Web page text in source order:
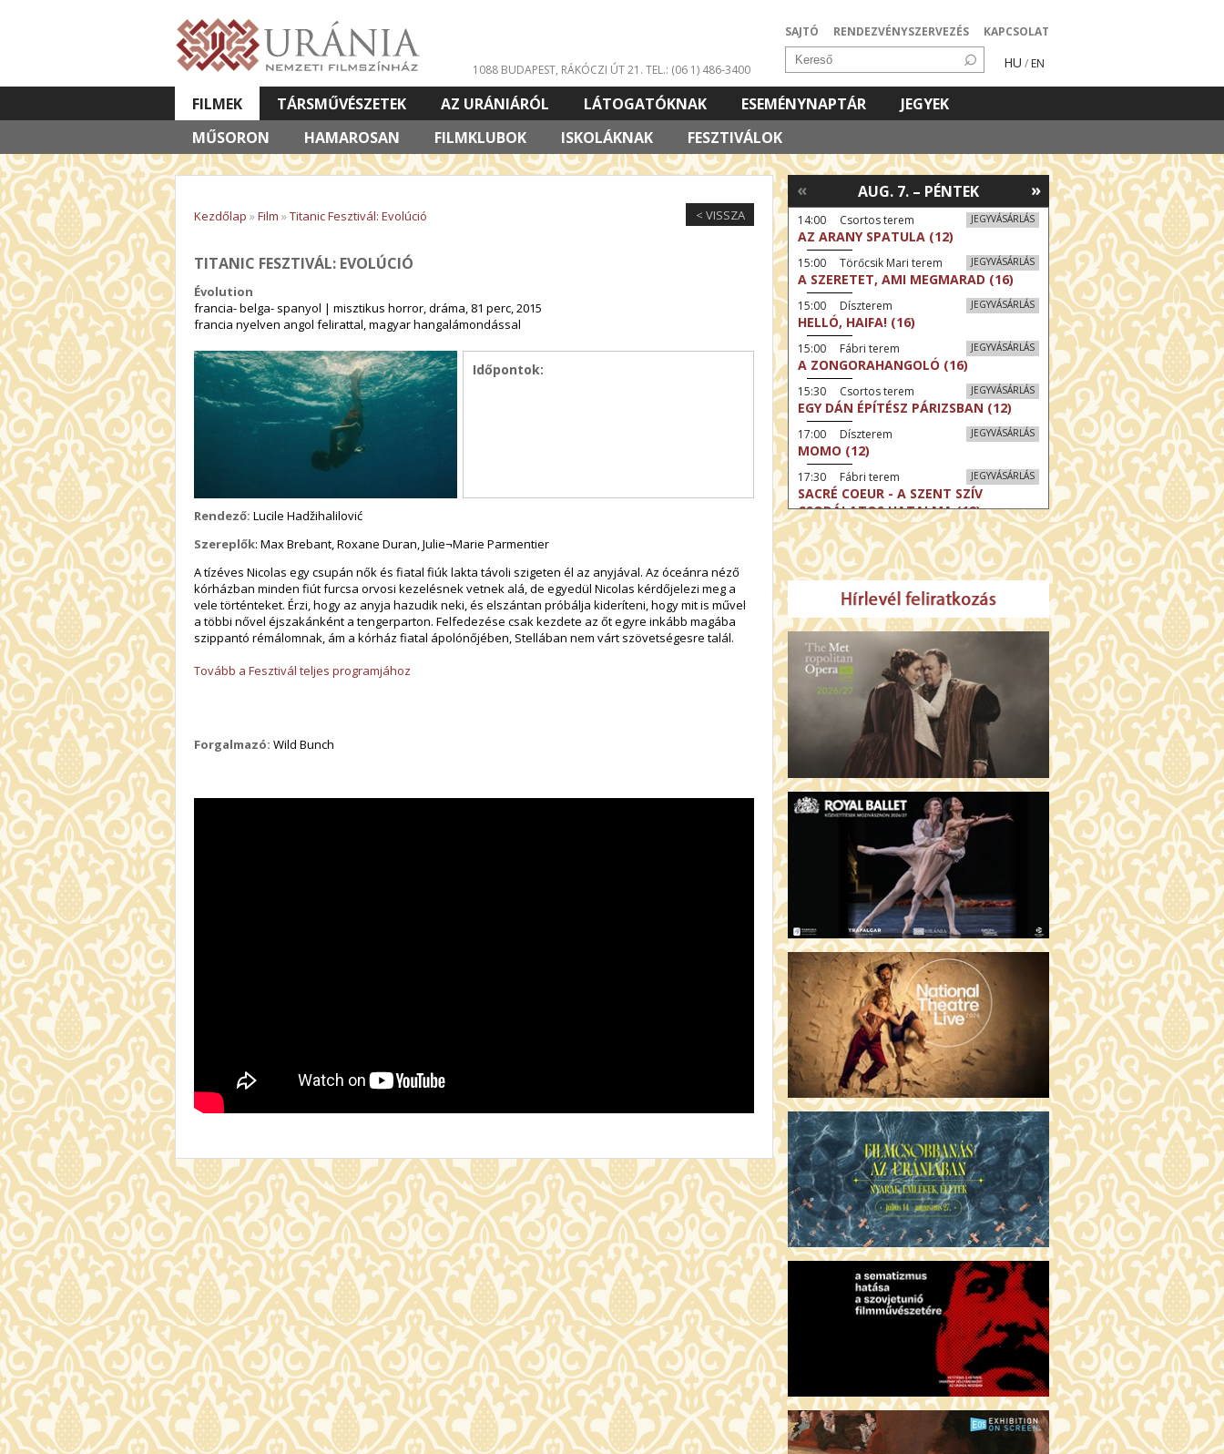
SAJTÓ RENDEZVÉNYSZERVEZÉS KAPCSOLAT
HU / EN
1088 BUDAPEST, RÁKÓCZI ÚT 21. TEL.: (06 1) 486-3400
FILMEK
MŰSORON
HAMAROSAN FILMKLUBOK ISKOLÁKNAK FESZTIVÁLOK
TÁRSMŰVÉSZETEK AZ URÁNIÁRÓL LÁTOGATÓKNAK ESEMÉNYNAPTÁR
JEGYEK
VETÍTETT KÉPES ELŐADÁSOK
< VISSZA
Kezdőlap »Film »Titanic Fesztivál: Evolúció
TITANIC FESZTIVÁL: EVOLÚCIÓ
Évolution
francia- belga- spanyol | misztikus horror, dráma, 81 perc, 2015
francia nyelven angol felirattal, magyar hangalámondással
Időpontok:
Rendező: Lucile Hadžihalilović
Szereplők: Max Brebant, Roxane Duran, Julie¬Marie Parmentier
A tízéves Nicolas egy csupán nők és fiatal fiúk lakta távoli szigeten él az anyjával. Az óceánra néző
kórházban minden fiút furcsa orvosi kezelésnek vetnek alá, de egyedül Nicolas kérdőjelezi meg a
vele történteket. Érzi, hogy az anyja hazudik neki, és elszántan próbálja kideríteni, hogy mit is művel
a többi nővel éjszakánként a tengerparton. Felfedezése csak kezdete az őt egyre inkább magába
szippantó rémálomnak, ám a kórház fiatal ápolónőjében, Stellában nem várt szövetségesre talál.
Tovább a Fesztivál teljes programjához
Forgalmazó: Wild Bunch
»
AUG. 7. – PÉNTEK
«
JEGYVÁSÁRLÁS
14:00 Csortos terem
AZ ARANY SPATULA (12)
JEGYVÁSÁRLÁS
15:00 Törőcsik Mari terem
A SZERETET, AMI MEGMARAD (16)
JEGYVÁSÁRLÁS
15:00 Díszterem
HELLÓ, HAIFA! (16)
JEGYVÁSÁRLÁS
15:00 Fábri terem
A ZONGORAHANGOLÓ (16)
JEGYVÁSÁRLÁS
15:30 Csortos terem
EGY DÁN ÉPÍTÉSZ PÁRIZSBAN (12)
JEGYVÁSÁRLÁS
17:00 Díszterem
MOMO (12)
JEGYVÁSÁRLÁS
17:30 Fábri terem
SACRÉ COEUR - A SZENT SZÍV
CSODÁLATOS HATALMA (12)
JEGYVÁSÁRLÁS
17:30 Törőcsik Mari terem
SZERELMEM, MAROKKÓ (16)
JEGYVÁSÁRLÁS
17:30 Csortos terem
MOHÁCS – VILÁGOK HARCA (12)
JEGYVÁSÁRLÁS
19:00 Díszterem
ODÜSSZEIA (16)
19:30 Csortos terem
MEGHÍVÁS (16)
JEGYVÁSÁRLÁS
19:30 Fábri terem
KESERŰ KARÁCSONY (16)
JEGYVÁSÁRLÁS
20:00 Törőcsik Mari terem
AZ IDEGEN (16)